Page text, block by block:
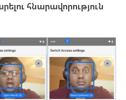
հնարավորություն